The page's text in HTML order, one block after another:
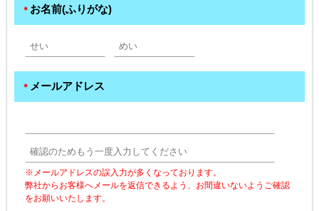
＊ お名前(ふりがな)
＊ メールアドレス
※メールアドレスの誤入力が多くなっております。
弊社からお客様へメールを返信できるよう、お間違いないようご確認
をお願いいたします。